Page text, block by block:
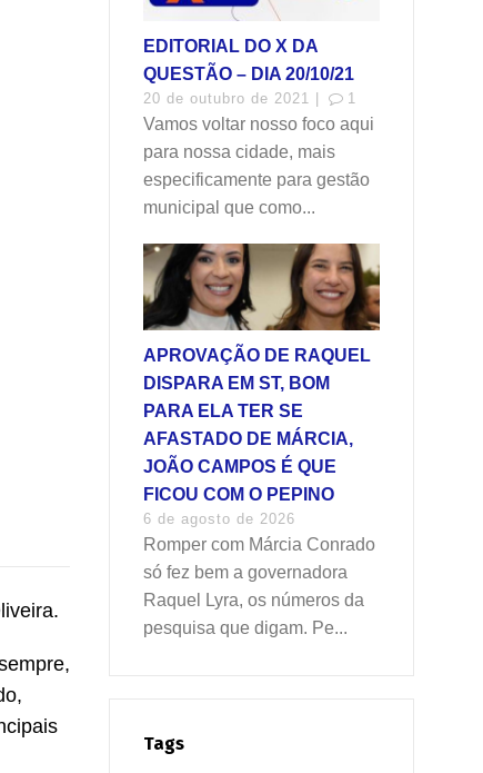
EDITORIAL DO X DA
QUESTÃO – DIA 20/10/21
20 de outubro de 2021 | 1
Vamos voltar nosso foco aqui
para nossa cidade, mais
especificamente para gestão
municipal que como...
APROVAÇÃO DE RAQUEL
DISPARA EM ST, BOM
PARA ELA TER SE
AFASTADO DE MÁRCIA,
JOÃO CAMPOS É QUE
FICOU COM O PEPINO
6 de agosto de 2026
Romper com Márcia Conrado
só fez bem a governadora
Raquel Lyra, os números da
pesquisa que digam. Pe...
Tags